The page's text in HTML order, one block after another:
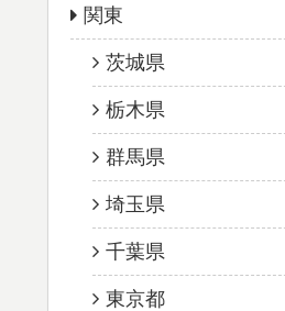
関東
茨城県
栃木県
群馬県
埼玉県
千葉県
東京都